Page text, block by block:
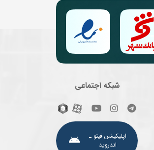
شبکه اجتماعی
اپلیکیشن فیتو ـ
اندروید